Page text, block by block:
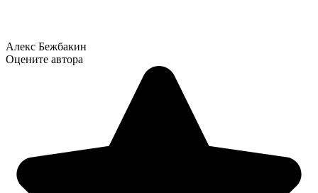
Алекс Бежбакин
Оцените автора